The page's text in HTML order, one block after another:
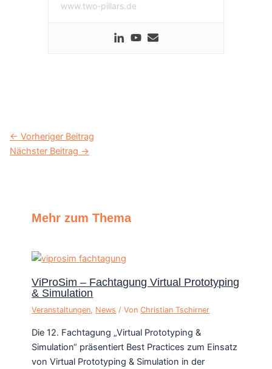
www.two-pillars.de
← Vorheriger Beitrag
Nächster Beitrag →
Mehr zum Thema
ViProSim – Fachtagung Virtual Prototyping
& Simulation
Veranstaltungen, News / VonChristian Tschirner
Die 12. Fachtagung „Virtual Prototyping &
Simulation“ präsentiert Best Practices zum Einsatz
von Virtual Prototyping & Simulation in der